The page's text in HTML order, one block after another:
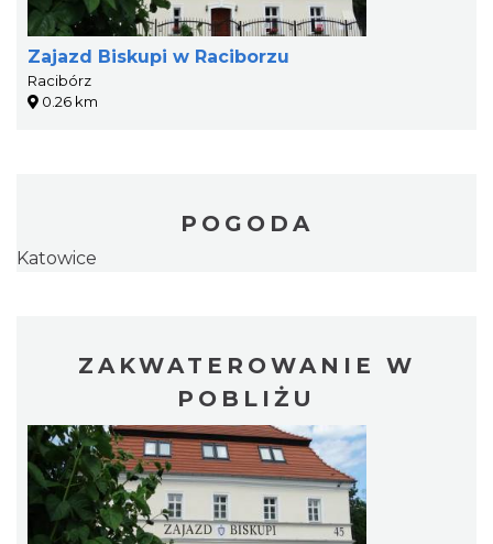
Zajazd Biskupi w Raciborzu
Racibórz
0.26 km
POGODA
Katowice
ZAKWATEROWANIE W
POBLIŻU